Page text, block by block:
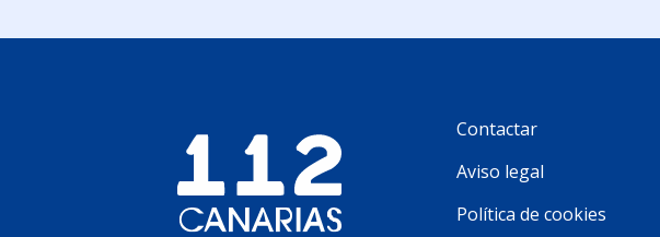
Contactar
Aviso legal
Política de cookies